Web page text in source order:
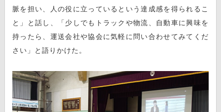
脈を担い、人の役に立っているという達成感を得られるこ
と」と話し、「少しでもトラックや物流、自動車に興味を
持ったら、運送会社や協会に気軽に問い合わせてみてくだ
さい」と語りかけた。